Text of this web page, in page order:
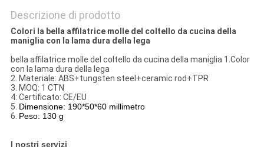
Descrizione di prodotto
Colori la bella affilatrice molle del coltello da cucina della
maniglia con la lama dura della lega
bella affilatrice molle del coltello da cucina della maniglia 1.Color
con la lama dura della lega
2. Materiale: ABS+tungsten steel+ceramic rod+TPR
3. MOQ: 1 CTN
4: Certificato: CE/EU
5. Dimensione: 190*50*60 millimetro
6. Peso: 130 g
I nostri servizi